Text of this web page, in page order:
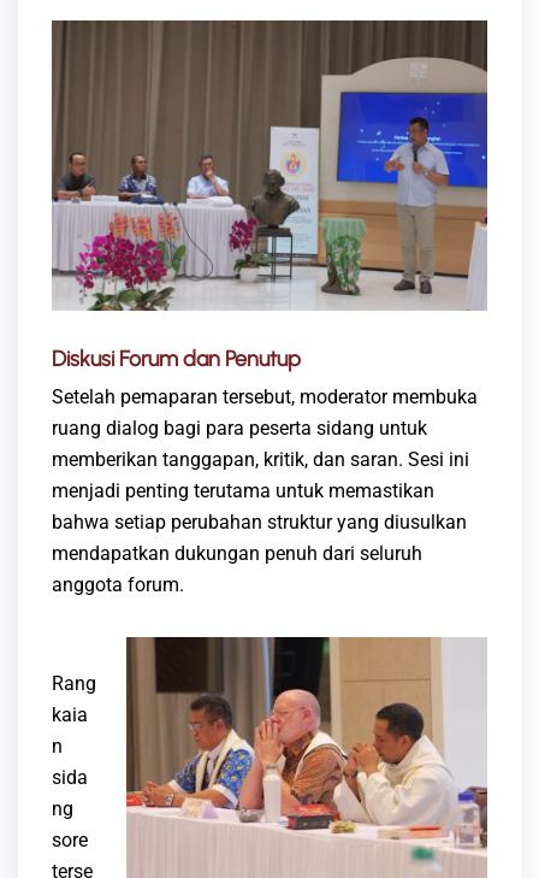
Diskusi Forum dan Penutup
​Setelah pemaparan tersebut, moderator membuka
ruang dialog bagi para peserta sidang untuk
memberikan tanggapan, kritik, dan saran. Sesi ini
menjadi penting terutama untuk memastikan
bahwa setiap perubahan struktur yang diusulkan
mendapatkan dukungan penuh dari seluruh
anggota forum.
Rang
kaia
n
sida
ng
sore
terse